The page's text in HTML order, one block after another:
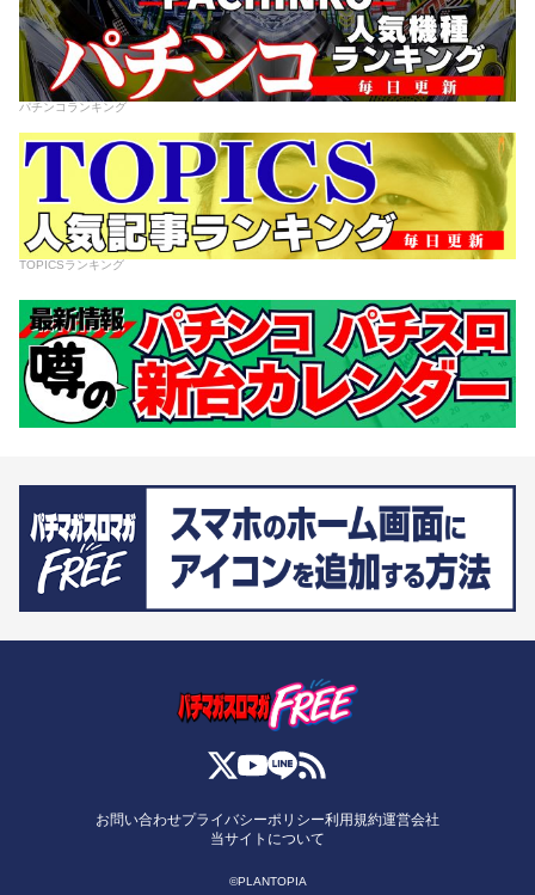
パチンコランキング
TOPICSランキング
お問い合わせプライバシーポリシー利用規約運営会社
当サイトについて
©PLANTOPIA